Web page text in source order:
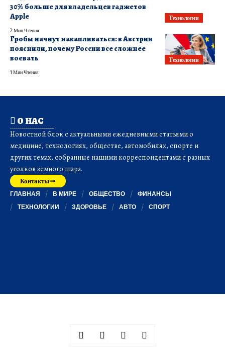
Технологии
30% больше для владельцев гаджетов
Apple
2 Мин Чтения
Технологии
Гробы начнут накапливаться: в Австрии
пояснили, почему России все сложнее
воевать
1 Мин Чтения
О НАС
Новостной блок с актуальными ежедневными статьями о
медицине, технологиях, обществе, автомобилях, спорте и
других темах, собранные нашими корреспондентами с разных
уголков земного шара.
Контакты
ГЛАВНАЯ В МИРЕ ОБЩЕСТВО
ФИНАНСЫ
ТЕХНОЛОГИИ
ЗДОРОВЬЕ АВТО СПОРТ